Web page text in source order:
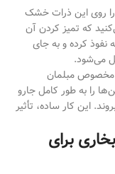
روی این ذرات خشک
که تمیز کردن آن
کرده و به جای
می‌شود.
مخصوص مبلمان
را به طور کامل جارو
این کار ساده، تأثیر
بخاری برای